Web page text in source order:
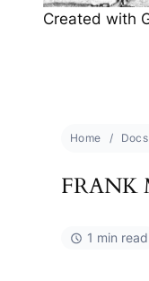
Created with
Home Docs
FRANK
1 min read